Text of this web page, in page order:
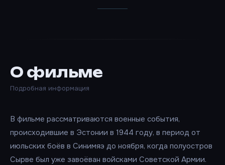
О фильме
Подробная информация
В фильме рассматриваются военные события,
происходившие в Эстонии в 1944 году, в период от
июльских боёв в Синимяэ до ноября, когда полуостров
Сырве был уже завоёван войсками Советской Армии.